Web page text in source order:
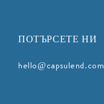
ПОТЪРСЕТЕ НИ
hello@capsulend.com